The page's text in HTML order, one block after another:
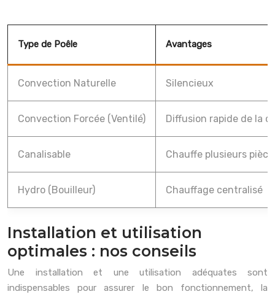
Type de Poêle Avantages
Convection Naturelle Silencieux
Convection Forcée (Ventilé) Diffusion rapide de la
Canalisable Chauffe plusieurs
Hydro (Bouilleur) Chauffage centralisé
Installation et utilisation
optimales : nos conseils
Une installation et une utilisation adéquates sont
indispensables pour assurer le bon fonctionnement, la